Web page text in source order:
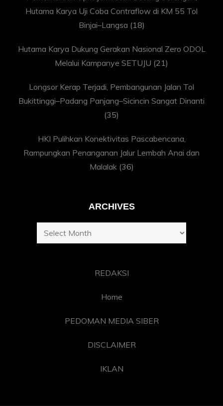
Hutama Karya Uji Coba Contraflow di KM 55 Tol
Binjai–Langsa (18)
Hutama Karya Dukung Gerakan Nasional Zero ODOL
Melalui Kampanye SETUJU (21)
Longsor Kerap Terjadi, Pembangunan Jalan Tol
Bukittinggi–Padang Panjang–Sicincin Sangat Dinanti
(35)
HKI Pulihkan Konektivitas Pascabencana,
Rampungkan Penanganan Jalur Lembah Anai dan
Malalak (36)
ARCHIVES
Archives
REDAKSI
Home
PEDOMAN MEDIA SIBER
DISCLAIMER
IKLAN